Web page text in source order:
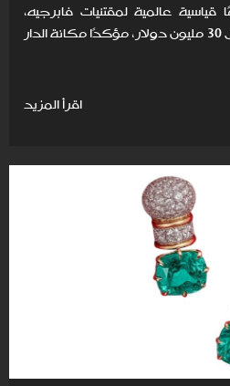
عالمية لمقتنيات فابرجيه،
أبرزها بيع بيضة الشتاء مقابل 30 مليون دولار، مؤكدًا مكانة الدار
اقرأ المزيد